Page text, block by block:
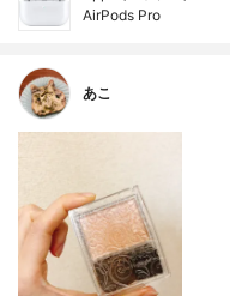
AirPods Pro
あこ